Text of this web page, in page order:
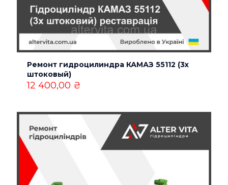
Ремонт гидроцилиндра КАМАЗ 55112 (3х
штоковый)
12 400,00 ₴